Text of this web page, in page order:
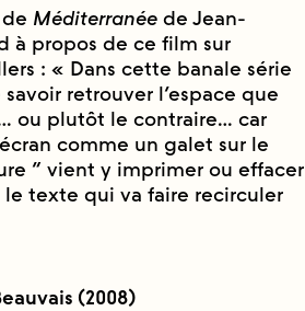
Méditerranéede Jean-
à propos de ce film sur
: « Dans cette banale série
retrouver l’espace que
ou plutôt le contraire… car
comme un galet sur le
” vient y imprimer ou effacer
texte qui va faire recirculer
(2008)